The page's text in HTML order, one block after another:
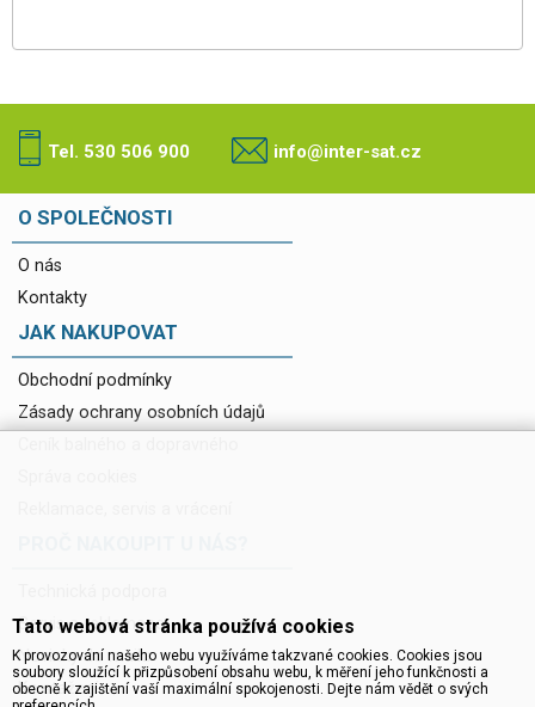
Tel. 530 506 900 info@inter-sat.cz
O SPOLEČNOSTI
O nás
Kontakty
JAK NAKUPOVAT
Obchodní podmínky
Zásady ochrany osobních údajů
Servis a reklamace
Novinky do mailu
Ke stažení
Tato webová stránka používá cookies
K provozování našeho webu využíváme takzvané cookies. Cookies jsou
soubory sloužící k přizpůsobení obsahu webu, k měření jeho funkčnosti a
obecně k zajištění vaší maximální spokojenosti. Dejte nám vědět o svých